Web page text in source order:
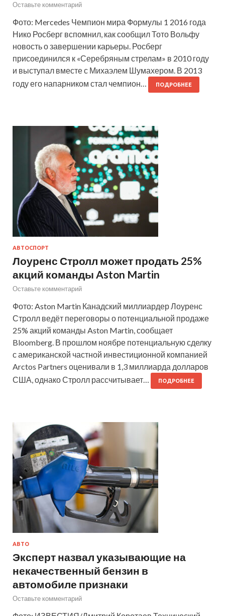
Оставьте комментарий
Фото: Mercedes Чемпион мира Формулы 1 2016 года
Нико Росберг вспомнил, как сообщил Тото Вольфу
новость о завершении карьеры. Росберг
присоединился к «Серебряным стрелам» в 2010 году
и выступал вместе с Михаэлем Шумахером. В 2013
году его напарником стал чемпион…
ПОДРОБНЕЕ
АВТОСПОРТ
Лоуренс Стролл может продать 25%
акций команды Aston Martin
Оставьте комментарий
Фото: Aston Martin Канадский миллиардер Лоуренс
Стролл ведёт переговоры о потенциальной продаже
25% акций команды Aston Martin, сообщает
Bloomberg. В прошлом ноябре потенциальную сделку
с американской частной инвестиционной компанией
Arctos Partners оценивали в 1,3 миллиарда долларов
США, однако Стролл рассчитывает…
ПОДРОБНЕЕ
АВТО
Эксперт назвал указывающие на
некачественный бензин в
автомобиле признаки
Оставьте комментарий